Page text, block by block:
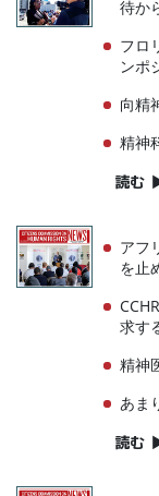
待か
フロ
ンポ
向精
精神
読む
アフ
を止
求す
精神
あま
読む